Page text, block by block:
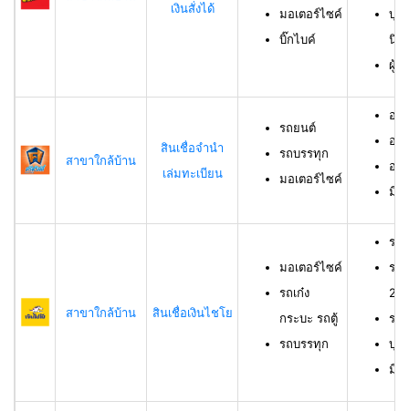
เงินสั่งได้
มอเตอร์ไซค์
บิ๊กไบค์
บุค
นิติ
ผู้กู้
สาขาใกล้บ้าน
สินเชื่อจำนำ
เล่มทะเบียน
รถยนต์
รถบรรทุก
มอเตอร์ไซค์
อา
อา
อา
มีชื่
สาขาใกล้บ้าน สินเชื่อเงินไชโย
มอเตอร์ไซค์
รถเก๋ง
กระบะ รถตู้
รถบรรทุก
รถ
รถ
23
รถ
บุค
มีร